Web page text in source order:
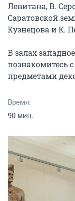
Левитана, В.
Саратовской
Кузнецова и К.
В залах
познакомитесь
предметами
Время:
90 мин.